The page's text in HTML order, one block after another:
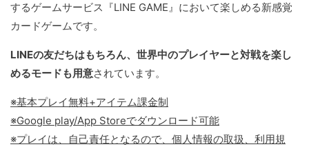
するゲームサービス『LINE GAME』において楽しめる新感覚
カードゲームです。
LINEの友だちはもちろん、世界中のプレイヤーと対戦を楽し
めるモードも用意されています。
※基本プレイ無料+アイテム課金制
※Google play/App Storeでダウンロード可能
※プレイは、自己責任となるので、個人情報の取扱、利用規